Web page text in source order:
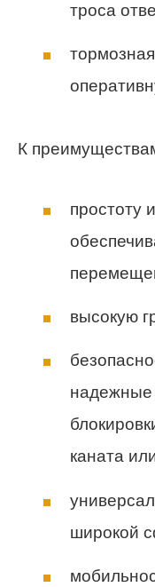
троса
К
простоту
высокую
надежные
каната
широкой